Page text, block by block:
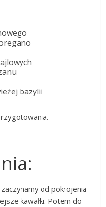
bazylii
od pokrojenia
kawałki. Potem do